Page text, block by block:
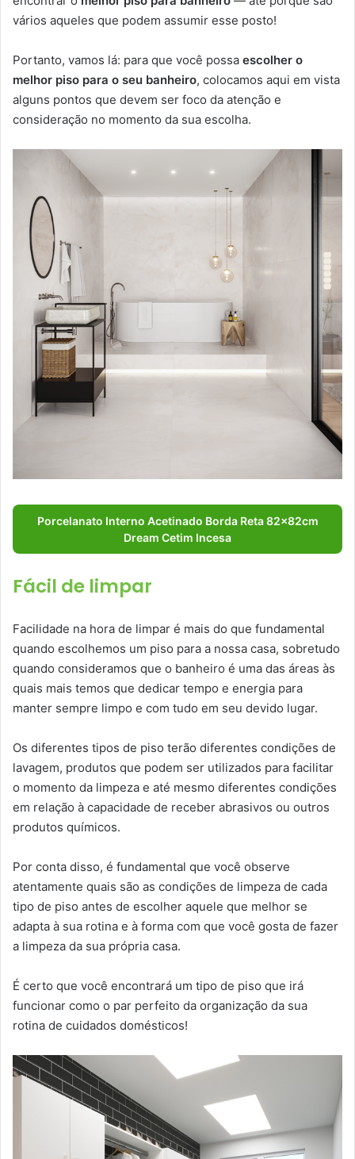
vários aqueles que podem assumir esse posto!
Portanto, vamos lá: para que você possa escolher o
melhor piso para o seu banheiro, colocamos aqui em vista
alguns pontos que devem ser foco da atenção e
consideração no momento da sua escolha.
Porcelanato Interno Acetinado Borda Reta 82x82cm
Dream Cetim Incesa
Fácil de limpar
Facilidade na hora de limpar é mais do que fundamental
quando escolhemos um piso para a nossa casa, sobretudo
quando consideramos que o banheiro é uma das áreas às
quais mais temos que dedicar tempo e energia para
manter sempre limpo e com tudo em seu devido lugar.
Os diferentes tipos de piso terão diferentes condições de
lavagem, produtos que podem ser utilizados para facilitar
o momento da limpeza e até mesmo diferentes condições
em relação à capacidade de receber abrasivos ou outros
produtos químicos.
Por conta disso, é fundamental que você observe
atentamente quais são as condições de limpeza de cada
tipo de piso antes de escolher aquele que melhor se
adapta à sua rotina e à forma com que você gosta de fazer
a limpeza da sua própria casa.
É certo que você encontrará um tipo de piso que irá
funcionar como o par perfeito da organização da sua
rotina de cuidados domésticos!